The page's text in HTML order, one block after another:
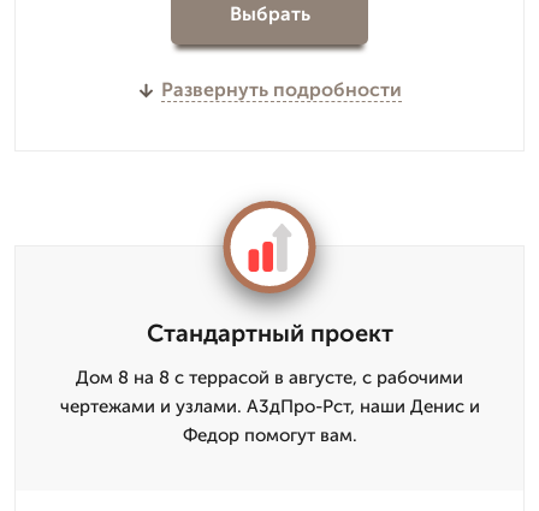
Выбрать
Развернуть подробности
Стандартный проект
Дом 8 на 8 с террасой в августе, с рабочими
чертежами и узлами. А3дПро-Рст, наши Денис и
Федор помогут вам.